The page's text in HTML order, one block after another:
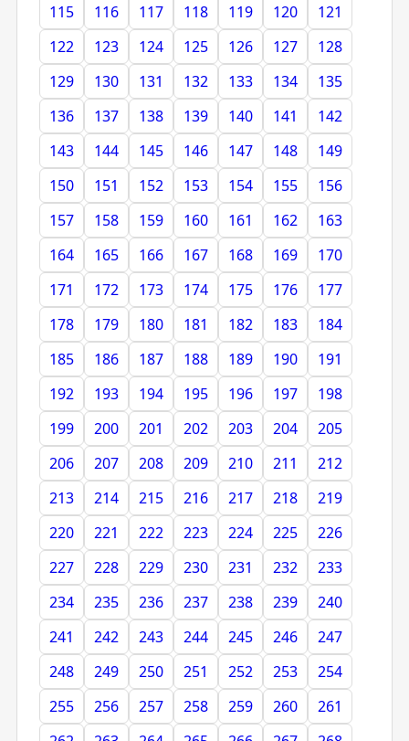
115
116 117 118 119 120
121
122
123 124 125 126 127
128
129
130 131 132 133 134
135
136
137 138 139 140 141
142
143
144 145 146 147 148
149
150
151 152 153 154 155
156
157
158 159 160 161 162
163
164
165 166 167 168 169
170
171
172 173 174 175 176
177
178
179 180 181 182 183
184
185
186 187 188 189 190
191
192
193 194 195 196 197
198
199
200 201 202 203 204
205
206
207 208 209 210 211
212
213
214 215 216 217 218
219
220
221 222 223 224 225
226
227
228 229 230 231 232
233
234
235 236 237 238 239
240
241
242 243 244 245 246
247
248
249 250 251 252 253
254
255
256 257 258 259 260
261